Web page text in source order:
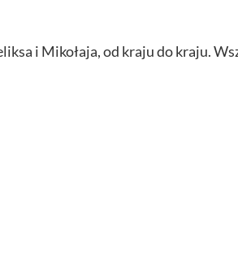
i Mikołaja, od kraju do kraju.